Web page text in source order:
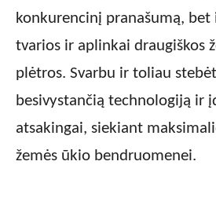
konkurencinį pranašumą,
tvarios ir aplinkai draugiškos
plėtros. Svarbu ir toliau
besivystančią technologiją ir
atsakingai, siekiant
žemės ūkio bendruomenei.